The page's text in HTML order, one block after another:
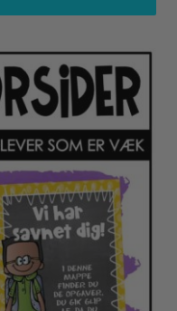
CHILD